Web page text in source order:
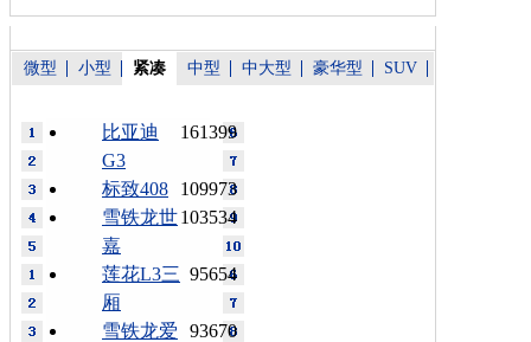
微型 小型 紧凑 中型 中大型 豪华型 SUV
161399
比亚迪
G3
109973
标致408
103534
雪铁龙世
嘉
95654
莲花L3三
厢
93670
雪铁龙爱